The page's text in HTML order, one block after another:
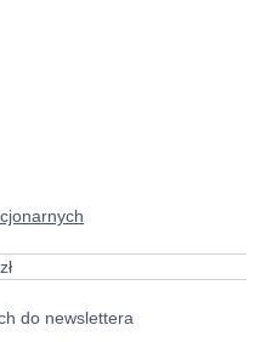
do newslettera